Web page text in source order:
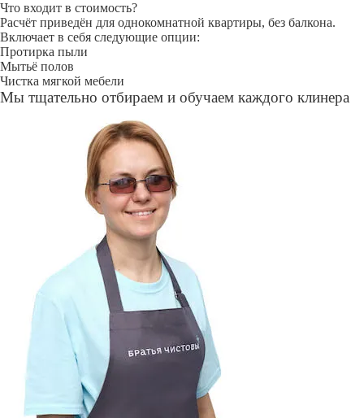
Что входит в стоимость?
Расчёт приведён для однокомнатной квартиры, без балкона.
Включает в себя следующие опции:
Протирка пыли
Мытьё полов
Чистка мягкой мебели
Мы тщательно отбираем и обучаем каждого клинера